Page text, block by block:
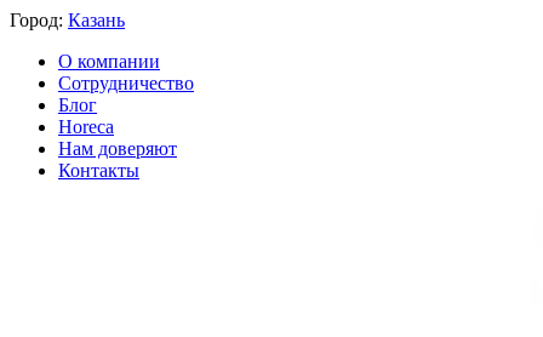
Город: Казань
О компании
Сотрудничество
Блог
Horeca
Нам доверяют
Контакты